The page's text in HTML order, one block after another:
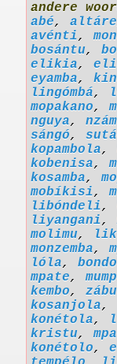
andere
abé, altáre
avénti,
bosántu,
elikia,
eyamba,
lingómbá,
mopakano,
nguya,
sángó,
kopambola,
kobenisa,
kosamba,
mobíkisi,
libóndeli,
liyangani,
molimu,
monzemba,
lóla,
mpate,
kembo,
kosanjola,
konétola,
kristu,
konétolo,